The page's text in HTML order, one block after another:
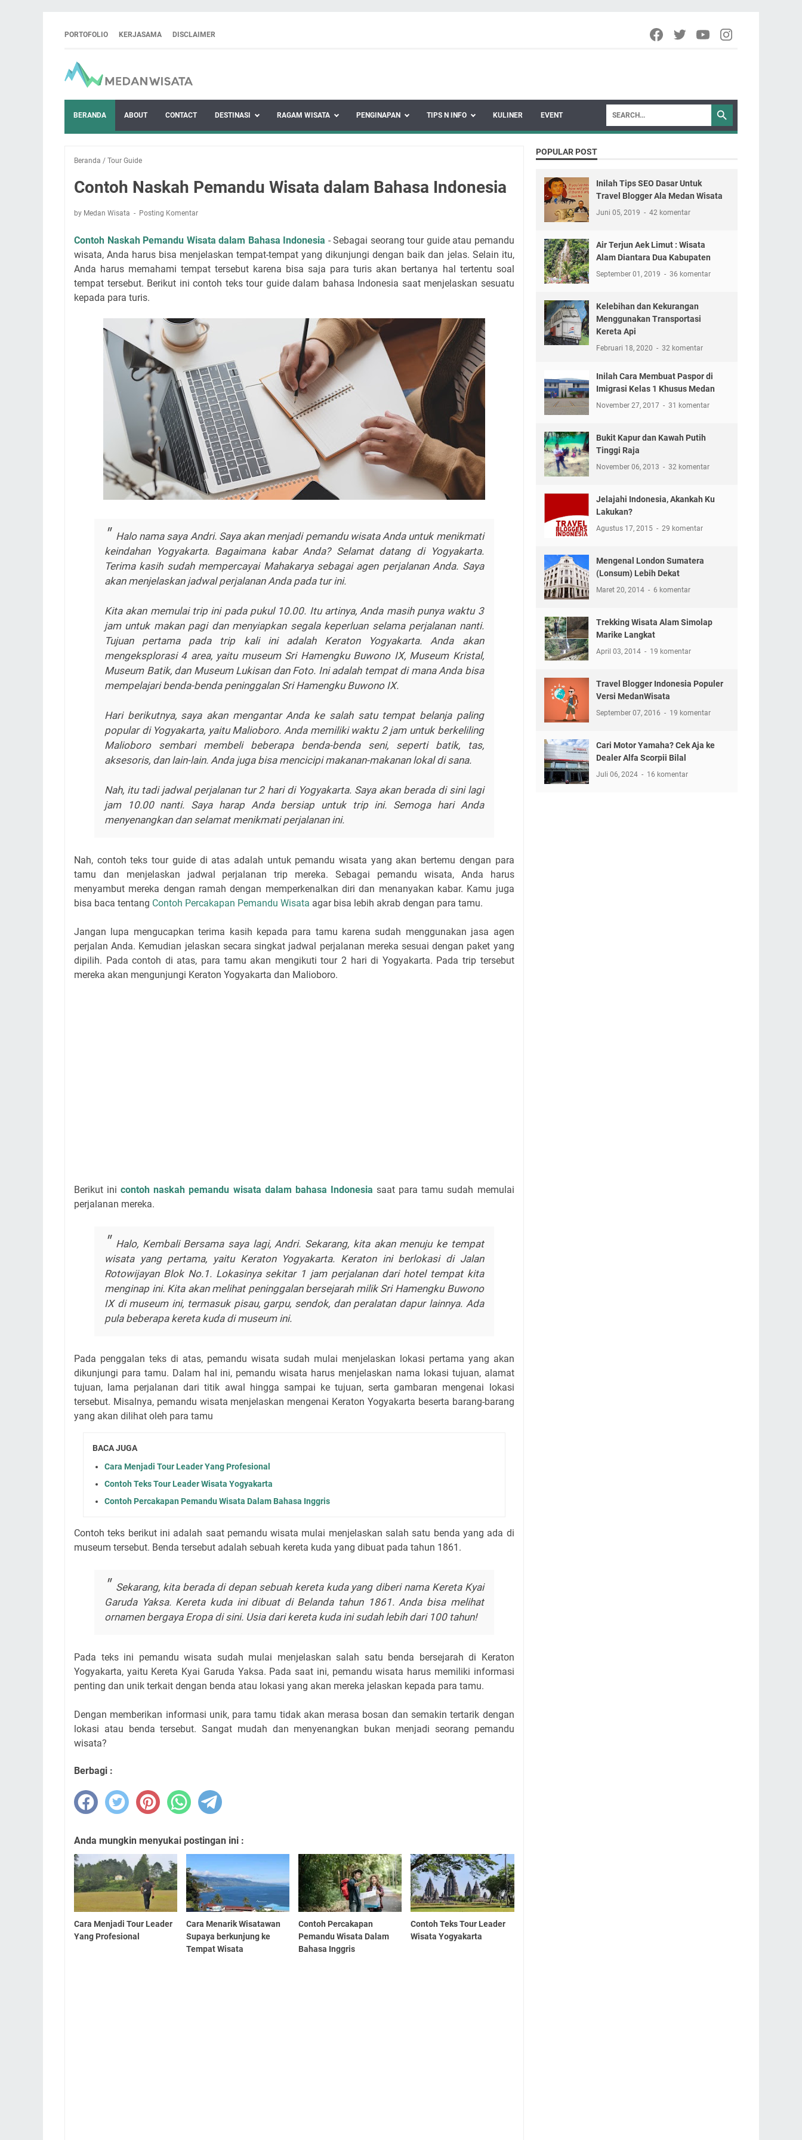
PORTOFOLIO KERJASAMA DISCLAIMER
BERANDA ABOUT CONTACT DESTINASI RAGAM WISATA PENGINAPAN TIPS N INFO KULINER EVENT
Beranda / Tour Guide
Contoh Naskah Pemandu Wisata dalam Bahasa Indonesia
by Medan Wisata Posting Komentar
Contoh Naskah Pemandu Wisata dalam Bahasa Indonesia - Sebagai seorang tour guide atau pemandu
wisata, Anda harus bisa menjelaskan tempat-tempat yang dikunjungi dengan baik dan jelas. Selain itu,
Anda harus memahami tempat tersebut karena bisa saja para turis akan bertanya hal tertentu soal
tempat tersebut. Berikut ini contoh teks tour guide dalam bahasa Indonesia saat menjelaskan sesuatu
kepada para turis.
Halo nama saya Andri. Saya akan menjadi pemandu wisata Anda untuk menikmati
keindahan Yogyakarta. Bagaimana kabar Anda? Selamat datang di Yogyakarta.
Terima kasih sudah mempercayai Mahakarya sebagai agen perjalanan Anda. Saya
akan menjelaskan jadwal perjalanan Anda pada tur ini.
Kita akan memulai trip ini pada pukul 10.00. Itu artinya, Anda masih punya waktu 3
jam untuk makan pagi dan menyiapkan segala keperluan selama perjalanan nanti.
Tujuan pertama pada trip kali ini adalah Keraton Yogyakarta. Anda akan
mengeksplorasi 4 area, yaitu museum Sri Hamengku Buwono IX, Museum Kristal,
Museum Batik, dan Museum Lukisan dan Foto. Ini adalah tempat di mana Anda bisa
mempelajari benda-benda peninggalan Sri Hamengku Buwono IX.
Hari berikutnya, saya akan mengantar Anda ke salah satu tempat belanja paling
popular di Yogyakarta, yaitu Malioboro. Anda memiliki waktu 2 jam untuk berkeliling
Malioboro sembari membeli beberapa benda-benda seni, seperti batik, tas,
aksesoris, dan lain-lain. Anda juga bisa mencicipi makanan-makanan lokal di sana.
Nah, itu tadi jadwal perjalanan tur 2 hari di Yogyakarta. Saya akan berada di sini lagi
jam 10.00 nanti. Saya harap Anda bersiap untuk trip ini. Semoga hari Anda
menyenangkan dan selamat menikmati perjalanan ini.
Nah, contoh teks tour guide di atas adalah untuk pemandu wisata yang akan bertemu dengan para
tamu dan menjelaskan jadwal perjalanan trip mereka. Sebagai pemandu wisata, Anda harus
menyambut mereka dengan ramah dengan memperkenalkan diri dan menanyakan kabar. Kamu juga
bisa baca tentang Contoh Percakapan Pemandu Wisata agar bisa lebih akrab dengan para tamu.
Jangan lupa mengucapkan terima kasih kepada para tamu karena sudah menggunakan jasa agen
perjalan Anda. Kemudian jelaskan secara singkat jadwal perjalanan mereka sesuai dengan paket yang
dipilih. Pada contoh di atas, para tamu akan mengikuti tour 2 hari di Yogyakarta. Pada trip tersebut
mereka akan mengunjungi Keraton Yogyakarta dan Malioboro.
Berikut inicontoh naskah pemandu wisata dalam bahasa Indonesia saat para tamu sudah memulai
perjalanan mereka.
Halo, Kembali Bersama saya lagi, Andri. Sekarang, kita akan menuju ke tempat
wisata yang pertama, yaitu Keraton Yogyakarta. Keraton ini berlokasi di Jalan
Rotowijayan Blok No.1. Lokasinya sekitar 1 jam perjalanan dari hotel tempat kita
menginap ini. Kita akan melihat peninggalan bersejarah milik Sri Hamengku Buwono
IX di museum ini, termasuk pisau, garpu, sendok, dan peralatan dapur lainnya. Ada
pula beberapa kereta kuda di museum ini.
Pada penggalan teks di atas, pemandu wisata sudah mulai menjelaskan lokasi pertama yang akan
dikunjungi para tamu. Dalam hal ini, pemandu wisata harus menjelaskan nama lokasi tujuan, alamat
tujuan, lama perjalanan dari titik awal hingga sampai ke tujuan, serta gambaran mengenai lokasi
tersebut. Misalnya, pemandu wisata menjelaskan mengenai Keraton Yogyakarta beserta barang-barang
yang akan dilihat oleh para tamu
BACA JUGA
Cara Menjadi Tour Leader Yang Profesional
Contoh Teks Tour Leader Wisata Yogyakarta
Contoh Percakapan Pemandu Wisata Dalam Bahasa Inggris
Contoh teks berikut ini adalah saat pemandu wisata mulai menjelaskan salah satu benda yang ada di
museum tersebut. Benda tersebut adalah sebuah kereta kuda yang dibuat pada tahun 1861.
Sekarang, kita berada di depan sebuah kereta kuda yang diberi nama Kereta Kyai
Garuda Yaksa. Kereta kuda ini dibuat di Belanda tahun 1861. Anda bisa melihat
ornamen bergaya Eropa di sini. Usia dari kereta kuda ini sudah lebih dari 100 tahun!
Pada teks ini pemandu wisata sudah mulai menjelaskan salah satu benda bersejarah di Keraton
Yogyakarta, yaitu Kereta Kyai Garuda Yaksa. Pada saat ini, pemandu wisata harus memiliki informasi
penting dan unik terkait dengan benda atau lokasi yang akan mereka jelaskan kepada para tamu.
Dengan memberikan informasi unik, para tamu tidak akan merasa bosan dan semakin tertarik dengan
lokasi atau benda tersebut. Sangat mudah dan menyenangkan bukan menjadi seorang pemandu
wisata?
Berbagi :
Anda mungkin menyukai postingan ini :
Cara Menjadi Tour Leader
Yang Profesional
Cara Menarik Wisatawan
Supaya berkunjung ke
Tempat Wisata
Contoh Percakapan
Pemandu Wisata Dalam
Bahasa Inggris
Contoh Teks Tour Leader
Wisata Yogyakarta
POPULAR POST
Inilah Tips SEO Dasar Untuk
Travel Blogger Ala Medan Wisata
Juni 05, 2019 42 komentar
Air Terjun Aek Limut : Wisata
Alam Diantara Dua Kabupaten
September 01, 2019 36 komentar
Kelebihan dan Kekurangan
Menggunakan Transportasi
Kereta Api
Februari 18, 2020 32 komentar
Inilah Cara Membuat Paspor di
Imigrasi Kelas 1 Khusus Medan
November 27, 2017 31 komentar
Bukit Kapur dan Kawah Putih
Tinggi Raja
November 06, 2013 32 komentar
Jelajahi Indonesia, Akankah Ku
Lakukan?
Agustus 17, 2015 29 komentar
Mengenal London Sumatera
(Lonsum) Lebih Dekat
Maret 20, 2014 6 komentar
Trekking Wisata Alam Simolap
Marike Langkat
April 03, 2014 19 komentar
Travel Blogger Indonesia Populer
Versi MedanWisata
September 07, 2016 19 komentar
Cari Motor Yamaha? Cek Aja ke
Dealer Alfa Scorpii Bilal
Juli 06, 2024 16 komentar